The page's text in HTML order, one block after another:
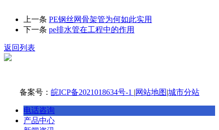
上一条 PE钢丝网骨架管为何如此实用
下一条 pe排水管在工程中的作用
返回列表
备案号： 皖ICP备2021018634号-1 |网站地图|城市分站
电话咨询
产品中心